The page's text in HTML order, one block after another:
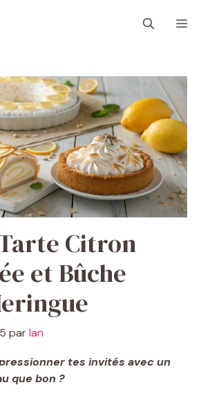
Citron
et Bûche
parIan
tes invités avec un
que bon ?